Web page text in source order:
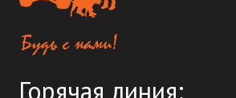
Горячая линия: